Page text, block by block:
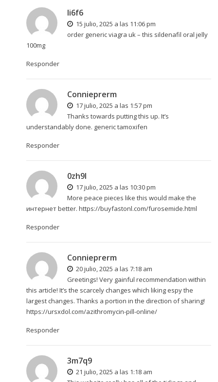
li6f6
15 julio, 2025 a las 11:06 pm
order generic viagra uk – this sildenafil oral jelly
100mg
Responder
Connieprerm
17 julio, 2025 a las 1:57 pm
Thanks towards putting this up. It’s
understandably done. generic tamoxifen
Responder
0zh9l
17 julio, 2025 a las 10:30 pm
More peace pieces like this would make the
интернет better. https://buyfastonl.com/furosemide.html
Responder
Connieprerm
20 julio, 2025 a las 7:18 am
Greetings! Very gainful recommendation within
this article! It’s the scarcely changes which liking espy the
largest changes. Thanks a portion in the direction of sharing!
https://ursxdol.com/azithromycin-pill-online/
Responder
3m7q9
21 julio, 2025 a las 1:18 am